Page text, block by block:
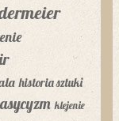
historia sztuki
klejenie